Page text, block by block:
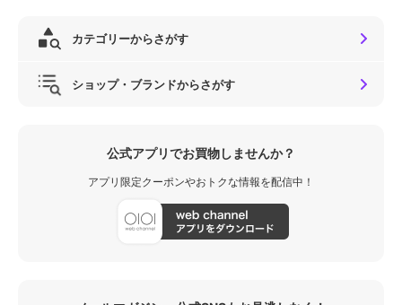
カテゴリーからさがす
ショップ・ブランドからさがす
公式アプリでお買物しませんか？
アプリ限定クーポンやおトクな情報を配信中！